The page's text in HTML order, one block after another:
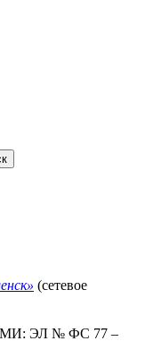
(сетевое
СМИ: ЭЛ № ФС 77 –